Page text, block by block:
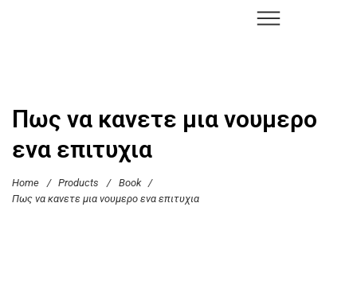
Πως να κανετε μια νουμερο
ενα επιτυχια
Home / Products / Book
/
Πως να κανετε μια νουμερο ενα επιτυχια